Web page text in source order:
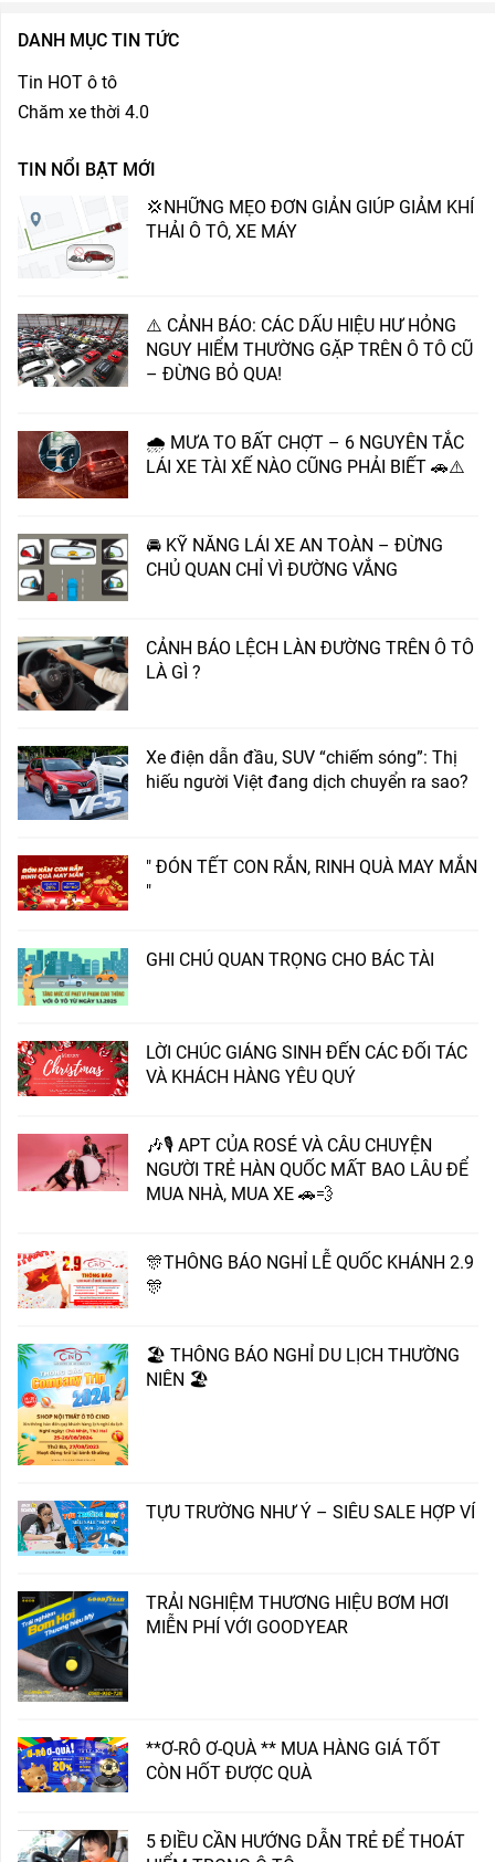
DANH MỤC TIN TỨC
Tin HOT ô tô
Chăm xe thời 4.0
TIN NỔI BẬT MỚI
💢NHỮNG MẸO ĐƠN GIẢN GIÚP GIẢM KHÍ
THẢI Ô TÔ, XE MÁY
⚠️ CẢNH BÁO: CÁC DẤU HIỆU HƯ HỎNG
NGUY HIỂM THƯỜNG GẶP TRÊN Ô TÔ CŨ
– ĐỪNG BỎ QUA!
🌧 MƯA TO BẤT CHỢT – 6 NGUYÊN TẮC
LÁI XE TÀI XẾ NÀO CŨNG PHẢI BIẾT 🚗⚠️
🚘 KỸ NĂNG LÁI XE AN TOÀN – ĐỪNG
CHỦ QUAN CHỈ VÌ ĐƯỜNG VẮNG
CẢNH BÁO LỆCH LÀN ĐƯỜNG TRÊN Ô TÔ
LÀ GÌ ?
Xe điện dẫn đầu, SUV “chiếm sóng”: Thị
hiếu người Việt đang dịch chuyển ra sao?
" ĐÓN TẾT CON RẮN, RINH QUÀ MAY MẮN
"
GHI CHÚ QUAN TRỌNG CHO BÁC TÀI
LỜI CHÚC GIÁNG SINH ĐẾN CÁC ĐỐI TÁC
VÀ KHÁCH HÀNG YÊU QUÝ
🎶🎙️ APT CỦA ROSÉ VÀ CÂU CHUYỆN
NGƯỜI TRẺ HÀN QUỐC MẤT BAO LÂU ĐỂ
MUA NHÀ, MUA XE 🚗💨
🎊THÔNG BÁO NGHỈ LỄ QUỐC KHÁNH 2.9
🎊
🏖️ THÔNG BÁO NGHỈ DU LỊCH THƯỜNG
NIÊN 🏖️
TỰU TRƯỜNG NHƯ Ý – SIÊU SALE HỢP VÍ
TRẢI NGHIỆM THƯƠNG HIỆU BƠM HƠI
MIỄN PHÍ VỚI GOODYEAR
**Ơ-RÔ Ơ-QUÀ ** MUA HÀNG GIÁ TỐT
CÒN HỐT ĐƯỢC QUÀ
5 ĐIỀU CẦN HƯỚNG DẪN TRẺ ĐỂ THOÁT